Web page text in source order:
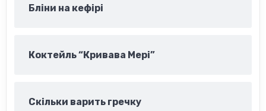
Бліни на кефірі
Коктейль “Кривава Мері”
Скільки варить гречку